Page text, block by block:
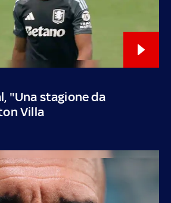
"Una stagione da
Villa